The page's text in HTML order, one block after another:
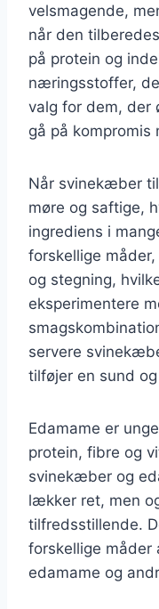
velsmagende,
når den
på protein og
næringsstoffer,
valg for dem, der
gå på kompromis
Når svinekæber
møre og saftige,
ingrediens i
forskellige
og stegning,
eksperimentere
servere
tilføjer en sund
Edamame er
protein, fibre og
svinekæber og
lækker ret, men
tilfredsstillende.
forskellige
edamame og